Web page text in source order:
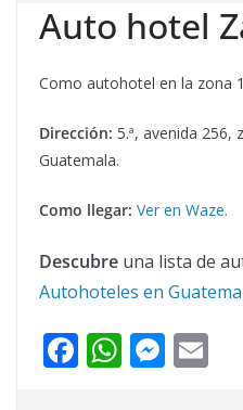
Auto hotel
Como autohotel en la zona
Dirección: 5.ª, avenida 256,
Guatemala.
Como llegar: Ver en Waze.
Descubre una lista de
Autohoteles en
F W M